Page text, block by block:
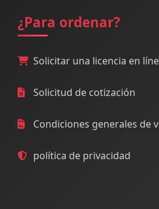
¿Para ordenar?
Solicitar una licencia en
Solicitud de cotización
Condiciones generales de
política de privacidad